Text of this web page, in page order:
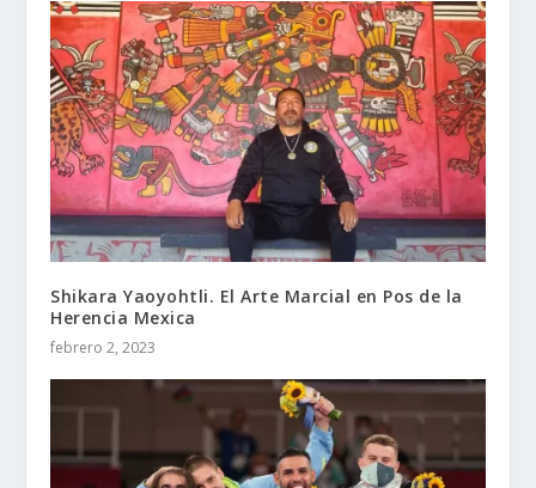
Shikara Yaoyohtli. El Arte Marcial en Pos de la
Herencia Mexica
febrero 2, 2023